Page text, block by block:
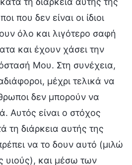
που δεν είναι οι ίδιοι
όλο και λιγότερο σαφή
και έχουν χάσει την
Μου. Στη συνέχεια,
μέχρι τελικά να
δεν μπορούν να
Αυτός είναι ο στόχος
διάρκεια αυτής της
να το δουν αυτό (μιλώ
υιούς), και μέσω των